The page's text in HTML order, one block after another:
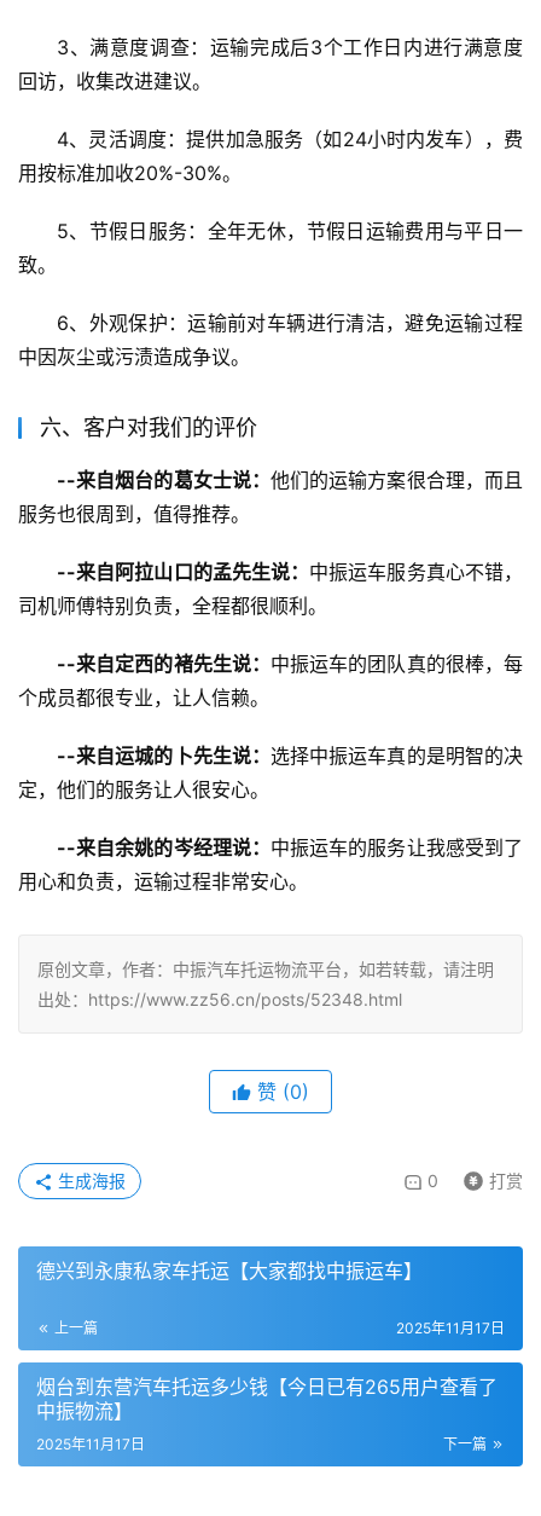
3、满意度调查：运输完成后3个工作日内进行满意度
回访，收集改进建议。
4、灵活调度：提供加急服务（如24小时内发车），费
用按标准加收20%-30%。
5、节假日服务：全年无休，节假日运输费用与平日一
致。
6、外观保护：运输前对车辆进行清洁，避免运输过程
中因灰尘或污渍造成争议。
六、客户对我们的评价
--来自烟台的葛女士说： 他们的运输方案很合理，而且
服务也很周到，值得推荐。
--来自阿拉山口的孟先生说： 中振运车服务真心不错，
司机师傅特别负责，全程都很顺利。
--来自定西的褚先生说： 中振运车的团队真的很棒，每
个成员都很专业，让人信赖。
--来自运城的卜先生说： 选择中振运车真的是明智的决
定，他们的服务让人很安心。
--来自余姚的岑经理说： 中振运车的服务让我感受到了
用心和负责，运输过程非常安心。
原创文章，作者：中振汽车托运物流平台，如若转载，请注明
出处：https://www.zz56.cn/posts/52348.html
赞 (0)
0 打赏
生成海报
德兴到永康私家车托运【大家都找中振运车】
上一篇 2025年11月17日
烟台到东营汽车托运多少钱【今日已有265用户查看了
中振物流】
下一篇
2025年11月17日